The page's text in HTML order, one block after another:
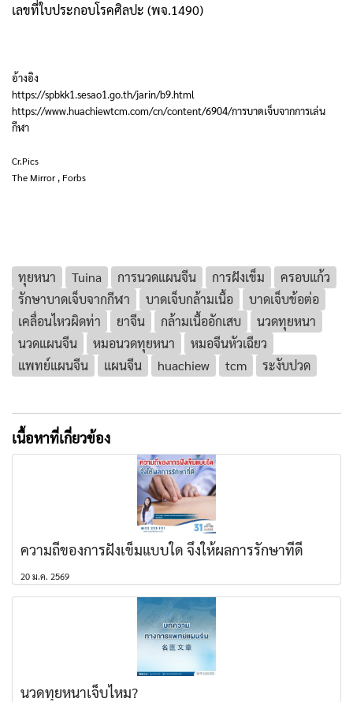
เลขที่ใบประกอบโรคศิลปะ (พจ.1490)
อ้างอิง
https://spbkk1.sesao1.go.th/jarin/b9.html
https://www.huachiewtcm.com/cn/content/6904/การบาดเจ็บจากการเล่น
กีฬา
Cr.Pics
The Mirror , Forbs
ทุยหนา Tuina การนวดแผนจีน การฝังเข็ม
ครอบแก้ว
รักษาบาดเจ็บจากกีฬา
บาดเจ็บกล้ามเนื้อ
บาดเจ็บข้อต่อ
เคลื่อนไหวผิดท่า
ยาจีน กล้ามเนื้ออักเสบ
นวดทุยหนา
นวดแผนจีน
หมอนวดทุยหนา
หมอจีนหัวเฉียว
แพทย์แผนจีน
แผนจีน huachiew tcm ระงับปวด
เนื้อหาที่เกี่ยวข้อง
ความถี่ของการฝังเข็มแบบใด จึงให้ผลการรักษาที่ดี
20 ม.ค. 2569
นวดทุยหนาเจ็บไหม?